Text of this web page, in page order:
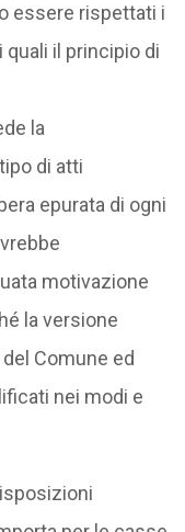
essere rispettati i
il principio di
la
di atti
epurata di ogni
motivazione
la versione
Comune ed
nei modi e